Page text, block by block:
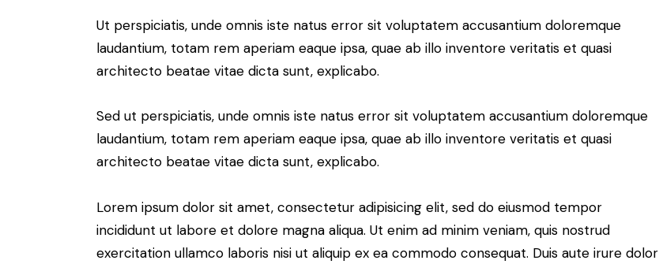
Ut perspiciatis, unde omnis iste natus error sit voluptatem accusantium doloremque
laudantium, totam rem aperiam eaque ipsa, quae ab illo inventore veritatis et quasi
architecto beatae vitae dicta sunt, explicabo.
Sed ut perspiciatis, unde omnis iste natus error sit voluptatem accusantium doloremque
laudantium, totam rem aperiam eaque ipsa, quae ab illo inventore veritatis et quasi
architecto beatae vitae dicta sunt, explicabo.
Lorem ipsum dolor sit amet, consectetur adipisicing elit, sed do eiusmod tempor
incididunt ut labore et dolore magna aliqua. Ut enim ad minim veniam, quis nostrud
exercitation ullamco laboris nisi ut aliquip ex ea commodo consequat. Duis aute irure dolor